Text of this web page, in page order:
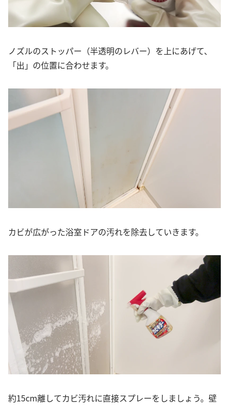
ノズルのストッパー（半透明のレバー）を上にあげて、
「出」の位置に合わせます。
カビが広がった浴室ドアの汚れを除去していきます。
約15cm離してカビ汚れに直接スプレーをしましょう。壁